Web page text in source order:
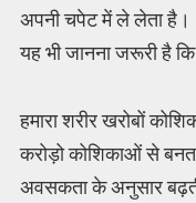
अपनी चपेट में ले लेता है।
यह भी जानना जरूरी है
हमारा शरीर खरोबों
करोड़ो कोशिकाओं से
अवसकता के अनुसार